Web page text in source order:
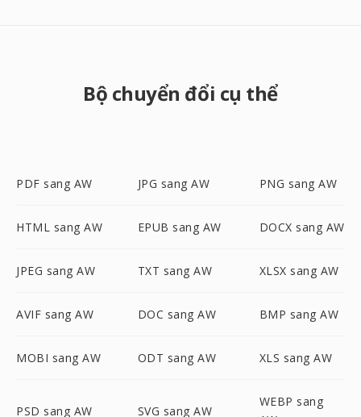
Bộ chuyển đổi cụ thể
PDF sang AW JPG sang AW PNG sang AW
HTML sang AW EPUB sang AW DOCX sang AW
JPEG sang AW TXT sang AW XLSX sang AW
AVIF sang AW DOC sang AW BMP sang AW
MOBI sang AW ODT sang AW XLS sang AW
PSD sang AW SVG sang AW
WEBP sang